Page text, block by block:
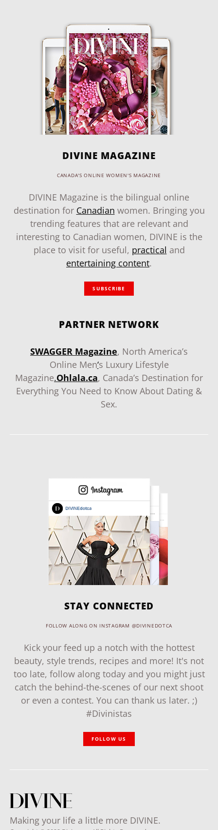
DIVINE MAGAZINE
CANADA'S ONLINE WOMEN'S MAGAZINE
DIVINE Magazine is the bilingual online
destination for Canadian women. Bringing you
trending features that are relevant and
interesting to Canadian women, DIVINE is the
place to visit for useful, practical and
entertaining content.
SUBSCRIBE
PARTNER NETWORK
SWAGGER Magazine, North America’s
Online Men‘s Luxury Lifestyle
Magazine.Ohlala.ca, Canada’s Destination for
Everything You Need to Know About Dating &
Sex.
STAY CONNECTED
FOLLOW ALONG ON INSTAGRAM @DIVINEDOTCA
Kick your feed up a notch with the hottest
beauty, style trends, recipes and more! It's not
too late, follow along today and you might just
catch the behind-the-scenes of our next shoot
or even a contest. You can thank us later. ;)
#Divinistas
FOLLOW US
Making your life a little more DIVINE.